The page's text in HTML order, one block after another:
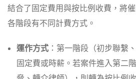
結合了固定費用與按比例收費，將
各階段有不同計費方式。
運作方式 ：第一階段（初步聯繫
固定費或時薪。若案件進入第二